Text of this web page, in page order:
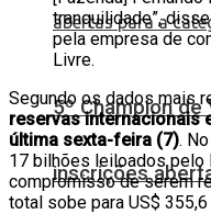
5º Champion
inscrições
tranquilidade”,
pela empresa de
Livre.
Segundo os dados mais
reservas internacionais
última sexta-feira (7).
17 bilhões leiloados pelo
compromisso de serem
total sobe para US$